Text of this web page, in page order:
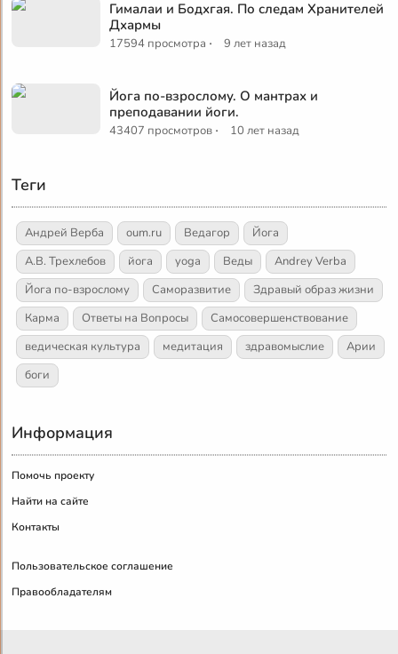
Гималаи и Бодхгая. По следам Хранителей
Дхармы
17594 просмотра · 9 лет назад
Йога по-взрослому. О мантрах и
преподавании йоги.
43407 просмотров · 10 лет назад
Теги
Андрей Верба oum.ru Ведагор
Йога
А.В. Трехлебов
йога yoga Веды
Andrey Verba
Йога по-взрослому
Саморазвитие
Здравый образ жизни
Карма
Ответы на Вопросы
Самосовершенствование
ведическая культура
медитация здравомыслие
Арии
боги
Информация
Помочь проекту
Найти на сайте
Контакты
Пользовательское соглашение
Правообладателям